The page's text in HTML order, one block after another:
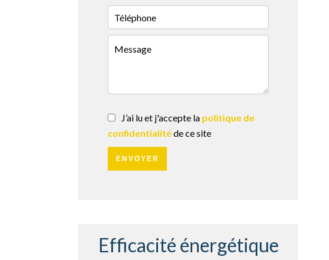
J’ai lu et j'accepte la politique de
confidentialitéde ce site
ENVOYER
Efficacité énergétique